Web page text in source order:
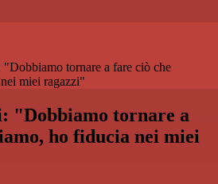
"Dobbiamo tornare a fare ciò che
miei ragazzi"
"Dobbiamo tornare a
ho fiducia nei miei